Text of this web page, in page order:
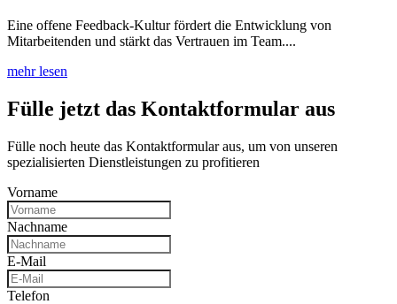
Eine offene Feedback-Kultur fördert die Entwicklung von
Mitarbeitenden und stärkt das Vertrauen im Team....
mehr lesen
Fülle jetzt das Kontakt­formular aus
Fülle noch heute das Kontaktformular aus, um von unseren
spezialisierten Dienstleistungen zu profitieren
Vorname
Nachname
E-Mail
Telefon